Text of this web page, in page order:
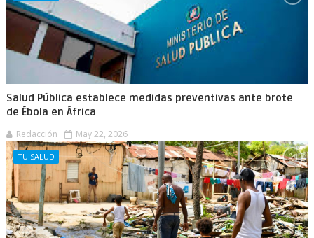
Salud Pública establece medidas preventivas ante brote
de Ébola en África
Redacción May 22, 2026
TU SALUD